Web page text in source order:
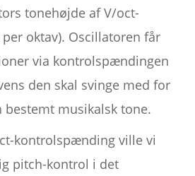
tonehøjde af V/oct-
oktav). Oscillatoren får
via kontrolspændingen
den skal svinge med for
bestemt musikalsk tone.
kontrolspænding ville vi
pitch-kontrol i det